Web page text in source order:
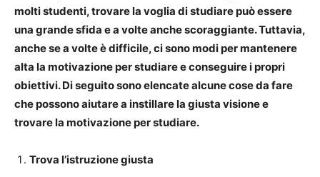
molti studenti, trovare la voglia di studiare può essere
una grande sfida e a volte anche scoraggiante. Tuttavia,
anche se a volte è difficile, ci sono modi per mantenere
alta la motivazione per studiare e conseguire i propri
obiettivi. Di seguito sono elencate alcune cose da fare
che possono aiutare a instillare la giusta visione e
trovare la motivazione per studiare.
Trova l’istruzione giusta